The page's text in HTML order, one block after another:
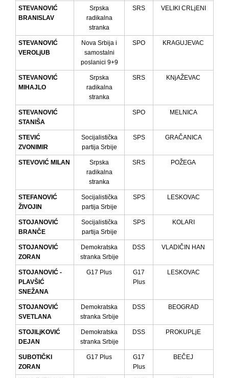
STEVANOVIĆ
BRANISLAV
Srpska
radikalna
stranka
SRS VELIKI CRLjENI
STEVANOVIĆ
VEROLjUB
Nova Srbija i
samostalni
poslanici 9+9
SPO KRAGUJEVAC
STEVANOVIĆ
MIHAJLO
Srpska
radikalna
stranka
SRS KNjAŽEVAC
STEVANOVIĆ
STANIŠA
SPO MELNICA
STEVIĆ
ZVONIMIR
Socijalistička
partija Srbije
SPS GRAČANICA
STEVOVIĆ MILAN
Srpska
radikalna
stranka
SRS POŽEGA
STEFANOVIĆ
ŽIVOJIN
Socijalistička
partija Srbije
SPS LESKOVAC
STOJANOVIĆ
BRANČE
Socijalistička
partija Srbije
SPS KOLARI
STOJANOVIĆ
ZORAN
Demokratska
stranka Srbije
DSS VLADIČIN HAN
STOJANOVIĆ -
PLAVŠIĆ
SNEŽANA
G17 Plus
G17
Plus
LESKOVAC
STOJANOVIĆ
SVETLANA
Demokratska
stranka Srbije
DSS BEOGRAD
STOJILjKOVIĆ
DEJAN
Demokratska
stranka Srbije
DSS PROKUPLjE
SUBOTIČKI
ZORAN
G17 Plus
G17
Plus
BEČEJ